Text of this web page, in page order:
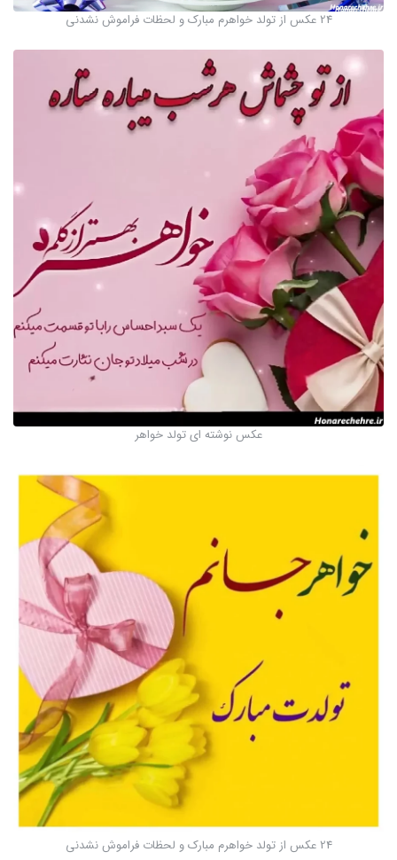
24 عکس از تولد خواهرم مبارک و لحظات فراموش نشدنی
عکس نوشته ای تولد خواهر
24 عکس از تولد خواهرم مبارک و لحظات فراموش نشدنی